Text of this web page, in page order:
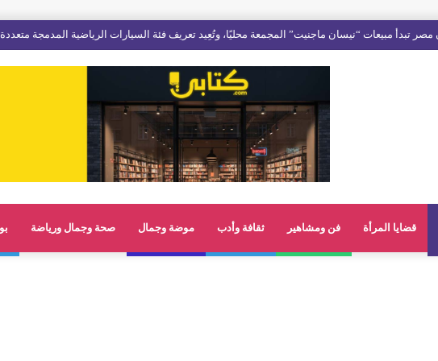
قضايا المرأة فن ومشاهير ثقافة وأدب موضة وجمال صحة وجمال ورياضة